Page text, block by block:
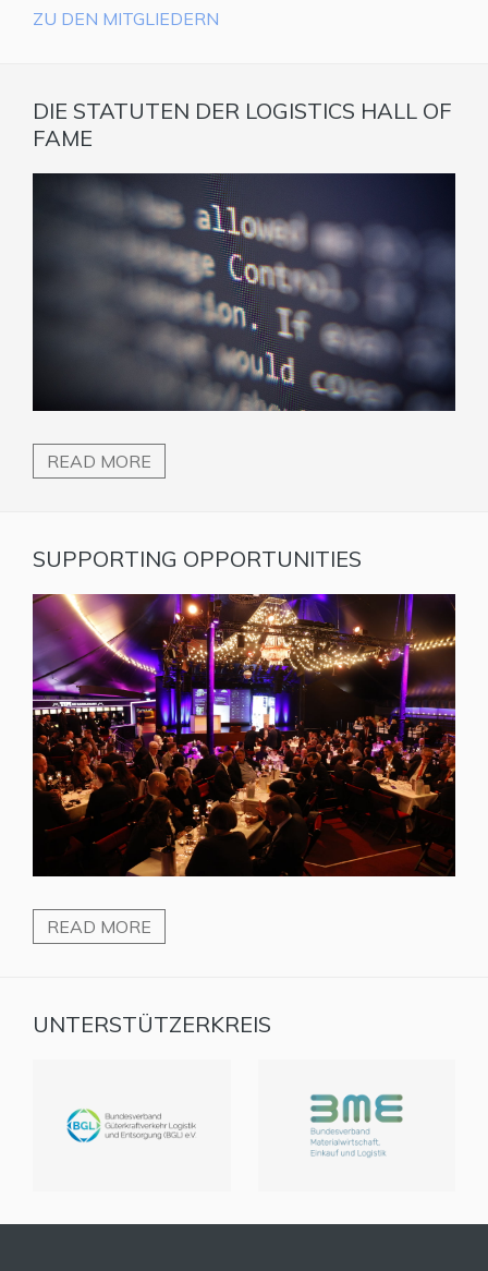
ZU DEN MITGLIEDERN
DIE STATUTEN DER LOGISTICS HALL OF
FAME
READ MORE
SUPPORTING OPPORTUNITIES
READ MORE
UNTERSTÜTZERKREIS